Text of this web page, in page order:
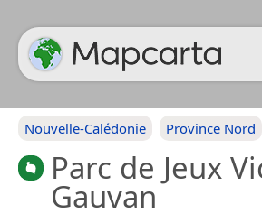
Nouvelle-Calédonie Province Nord
Parc de Jeux
Gauvan